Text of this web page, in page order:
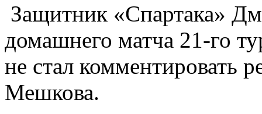
Защитник «Спартака»
домашнего матча 21-го
не стал комментировать
Мешкова.